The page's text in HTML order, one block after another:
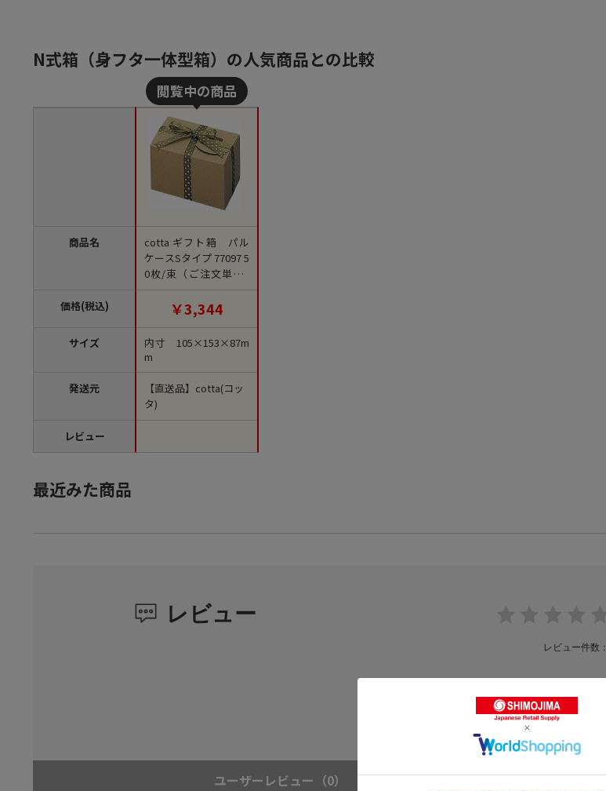
N式箱（身フタ一体型箱）の人気商品との比較
商品名
価格(税込)
サイズ
発送元
レビュー
cotta ギフト箱 パル
ケースSタイプ 77097 5
0枚/束（ご注文単位1
束）【直送品】
￥3,344
内寸 105×153×87m
m
【直送品】cotta(コッ
タ)
最近みた商品
レビュー
レビュー件数：
ユーザーレビュー （0）